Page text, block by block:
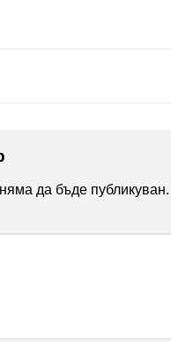
да бъде публикуван.